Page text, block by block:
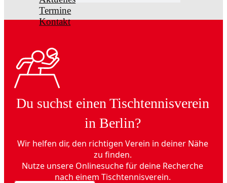
Termine
Kontakt
Du suchst einen Tischtennisverein
in Berlin?
Wir helfen dir, den richtigen Verein in deiner Nähe
zu finden.
Nutze unsere Onlinesuche für deine Recherche
nach einem Tischtennisverein.